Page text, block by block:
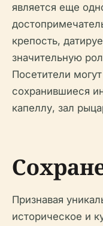
является еще
крепость,
значительную
Посетители
сохранившиеся
капеллу, зал
Признавая
историческое и